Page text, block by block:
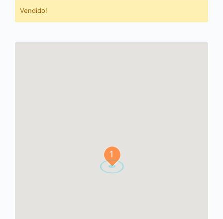
Vendido!
1